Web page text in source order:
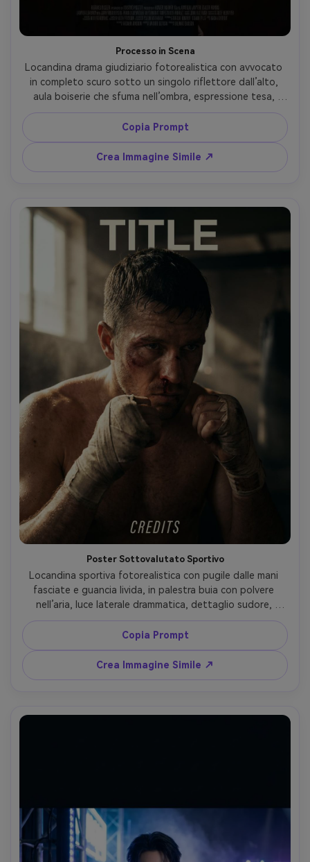
Processo in Scena
Locandina drama giudiziario fotorealistica con avvocato
in completo scuro sotto un singolo riflettore dall’alto,
aula boiserie che sfuma nell’ombra, espressione tesa,
colori spenti, scattata con Nikon Z8 85mm f/1.8, ritratto
stretto, alto contrasto ma pelle realistica, spazio titolo
in alto, mood elegante e trattenuto, blocco crediti pulito
in basso --ar 4:5
Copia Prompt
Crea Immagine Simile ↗
Poster Sottovalutato Sportivo
Locandina sportiva fotorealistica con pugile dalle mani
fasciate e guancia livida, in palestra buia con polvere
nell’aria, luce laterale drammatica, dettaglio sudore,
scattata con Sony A1 85mm f/1.4, inquadratura primo
piano eroico, color grade cinematografico graffiante,
spazio superiore libero per il titolo, spazio inferiore per
crediti, energia motivazionale --ar 4:5
Copia Prompt
Crea Immagine Simile ↗